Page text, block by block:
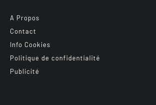
A Propos
Contact
Info Cookies
Politique de confidentialité
Publicité